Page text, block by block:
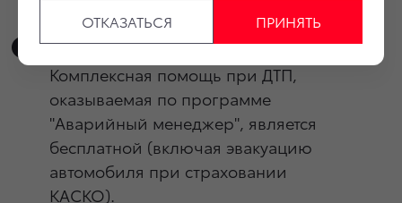
действия со страховой компанией
Сколько стоит данная услуга?
Комплексная помощь при ДТП,
оказываемая по программе
"Аварийный менеджер", является
бесплатной (включая эвакуацию
автомобиля при страховании
КАСКО).
ОТКАЗАТЬСЯ ПРИНЯТЬ